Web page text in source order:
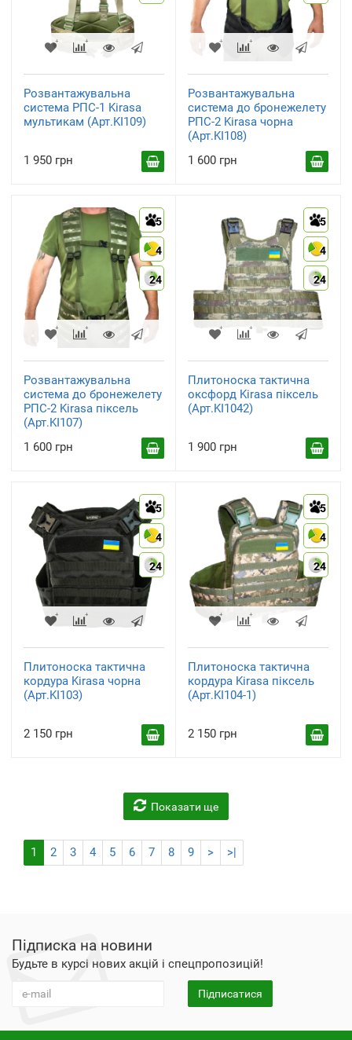
Розвантажувальна
система РПС-1 Kirasa
мультикам (Арт.KI109)
1 950 грн
Розвантажувальна
система до бронежелету
РПС-2 Kirasa чорна
(Арт.KI108)
1 600 грн
5
4
24
Розвантажувальна
система до бронежелету
РПС-2 Kirasa піксель
(Арт.KI107)
1 600 грн
5
4
24
Плитоноска тактична
оксфорд Kirasa піксель
(Арт.KI1042)
1 900 грн
5
4
24
Плитоноска тактична
кордура Kirasa чорна
(Арт.KI103)
2 150 грн
5
4
24
Плитоноска тактична
кордура Kirasa піксель
(Арт.KI104-1)
2 150 грн
Показати ще
1 2 3 4 5 6 7 8 9 > >|
Підписка на новини
Будьте в курсі нових акцій і спецпропозицій!
Підписатися